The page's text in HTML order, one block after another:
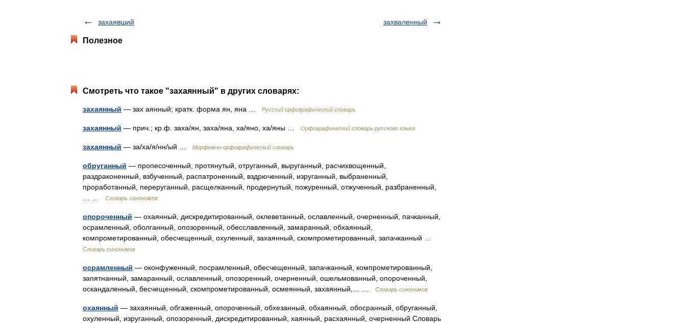
захаявший захваленный
Полезное
Смотреть что такое "захаянный" в других словарях:
захаянный — зах аянный; кратк. форма ян, яна … Русский орфографический словарь
захаянный — прич.; кр.ф. заха/ян, заха/яна, ха/яно, ха/яны … Орфографический словарь русского языка
захаянный — за/ха/я/нн/ый … Морфемно-орфографический словарь
обруганный — пропесоченный, протянутый, отруганный, выруганный, расчихвощенный,
раздраконенный, взбученный, распатроненный, вздрюченный, изруганный, выбраненный,
проработанный, переруганный, расщелканный, продернутый, пожуренный, отжученный, разбраненный,
Словарь синонимов
опороченный — охаянный, дискредитированный, оклеветанный, ославленный, очерненный, пачканный,
осрамленный, оболганный, опозоренный, обесславленный, замаранный, обхаянный,
компрометированный, обесчещенный, охуленный, захаянный, скомпрометированный, запачканный …
Словарь синонимов
осрамленный — оконфуженный, посрамленный, обесчещенный, запачканный, компрометированный,
запятнанный, замаранный, ославленный, опозоренный, очерненный, ошельмованный, опороченный,
оскандаленный, бесчещенный, скомпрометированный, осмеянный, захаянный,… …
Словарь синонимов
охаянный — захаянный, обгаженный, опороченный, обхезанный, обхаянный, обосранный, обруганный,
охуленный, изруганный, опозоренный, дискредитированный, хаянный, расхаянный, очерненный Словарь